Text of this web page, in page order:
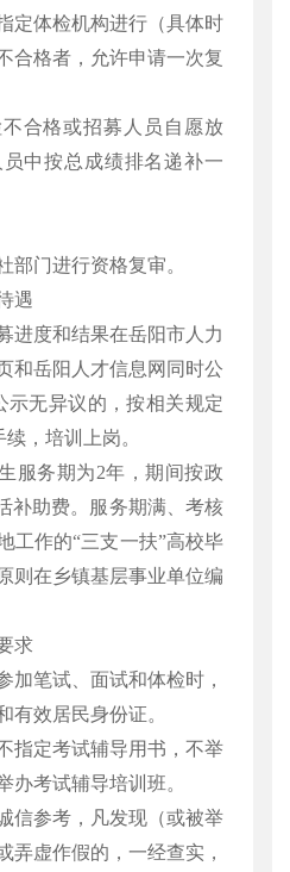
定体检机构进行（具体时
合格者，允许申请一次复
合格或招募人员自愿放
中按总成绩排名递补一
部门进行资格复审。
遇
进度和结果在岳阳市人力
和岳阳人才信息网同时公
示无异议的，按相关规定
，培训上岗。
服务期为2年，期间按政
补助费。服务期满、考核
工作的“三支一扶”高校毕
则在乡镇基层事业单位编
求
加笔试、面试和体检时，
有效居民身份证。
指定考试辅导用书，不举
办考试辅导培训班。
信参考，凡发现（或被举
弄虚作假的，一经查实，